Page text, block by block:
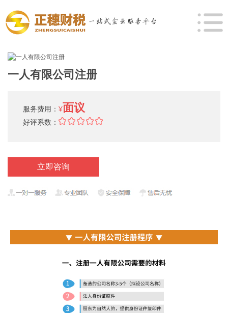
一人有限公司注册
服务费用： ¥面议
好评系数：
立即咨询